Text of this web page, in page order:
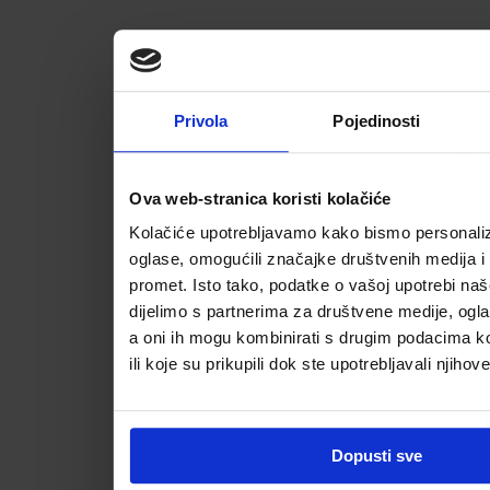
Privola Pojedinosti
Ova web-stranica koristi kolačiće
Kolačiće upotrebljavamo kako bismo
oglase, omogućili značajke društvenih medija i
promet. Isto tako, podatke o vašoj upotrebi
dijelimo s partnerima za društvene medije,
a oni ih mogu kombinirati s drugim podacima
ili koje su prikupili dok ste upotrebljavali
Dopusti sve